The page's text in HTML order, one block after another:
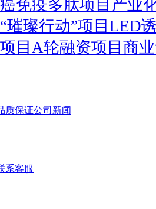
免疫多肽项目产业
璀璨行动”项目LED
目A轮融资项目商
质保证公司新闻
系客服